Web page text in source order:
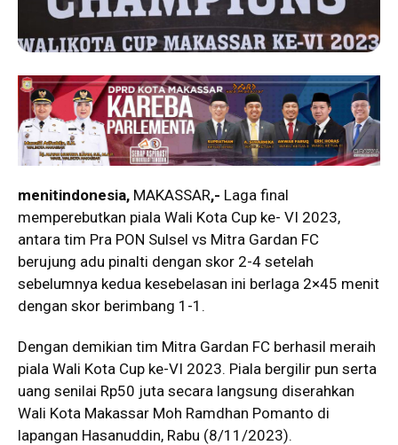
menitindonesia, MAKASSAR,- Laga final
memperebutkan piala Wali Kota Cup ke- VI 2023,
antara tim Pra PON Sulsel vs Mitra Gardan FC
berujung adu pinalti dengan skor 2-4 setelah
sebelumnya kedua kesebelasan ini berlaga 2×45 menit
dengan skor berimbang 1-1.
Dengan demikian tim Mitra Gardan FC berhasil meraih
piala Wali Kota Cup ke-VI 2023. Piala bergilir pun serta
uang senilai Rp50 juta secara langsung diserahkan
Wali Kota Makassar Moh Ramdhan Pomanto di
lapangan Hasanuddin, Rabu (8/11/2023).